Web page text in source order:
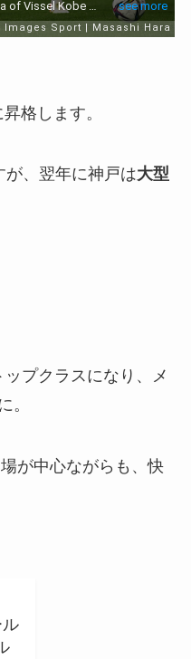
昇格します。
が、翌年に神戸は大型
プクラスになり、メ
。
が中心ながらも、快